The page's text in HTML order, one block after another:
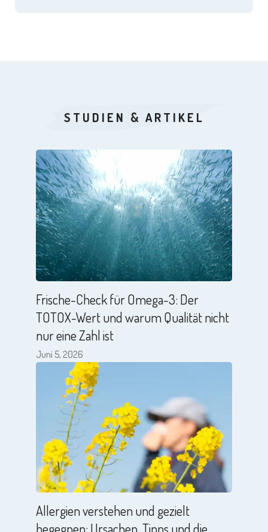
STUDIEN & ARTIKEL
Frische-Check für Omega-3: Der
TOTOX-Wert und warum Qualität nicht
nur eine Zahl ist
Juni 5, 2026
Allergien verstehen und gezielt
begegnen: Ursachen, Tipps und die